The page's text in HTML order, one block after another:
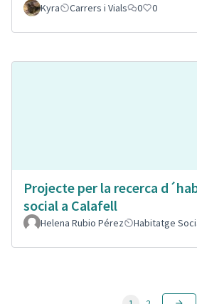
Kyra Carrers i Vials 0 0
Projecte per la recerca
social a Calafell
Helena Rubio Pérez Habitatge